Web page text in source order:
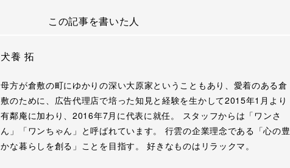
この記事を書いた人
犬養 拓
母方が倉敷の町にゆかりの深い大原家ということもあり、愛着のある倉
敷のために、広告代理店で培った知見と経験を生かして2015年1月より
有鄰庵に加わり、2016年7月に代表に就任。 スタッフからは「ワンさ
ん」「ワンちゃん」と呼ばれています。 行雲の企業理念である「心の豊
かな暮らしを創る」ことを目指す。 好きなものはリラックマ。